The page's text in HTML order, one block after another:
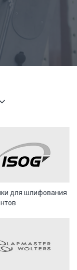
для шлифования